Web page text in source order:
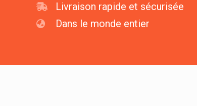
Livraison rapide et sécurisée
Dans le monde entier